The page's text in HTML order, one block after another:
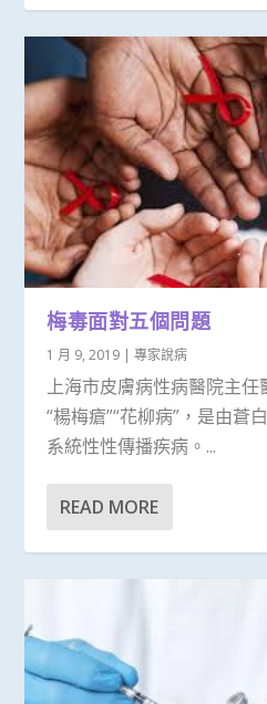
梅毒面對五個問題
1 月 9, 2019 |專家說病
上海市皮膚病性病醫院主
“楊梅瘡”“花柳病”，是由蒼
系統性性傳播疾病。...
READ MORE